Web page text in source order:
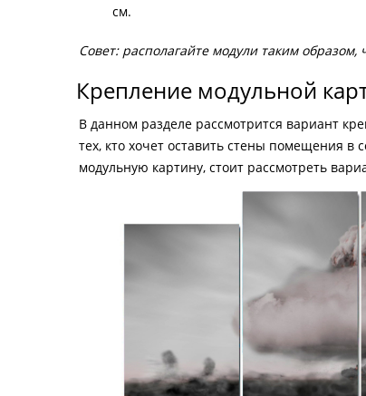
см.
Совет: располагайте модули таким
Крепление модульной
В данном разделе рассмотрится вариант
тех, кто хочет оставить стены помещения
модульную картину, стоит рассмотреть